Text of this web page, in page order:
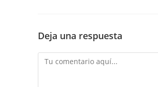
Deja una respuesta